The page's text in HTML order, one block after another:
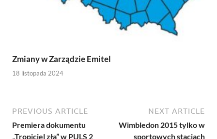
Zmiany w Zarządzie Emitel
18 listopada 2024
PREVIOUS ARTICLE
Premiera dokumentu
„Tropiciel zła” w PULS 2
NEXT ARTICLE
Wimbledon 2015 tylko w
sportowych stacjach